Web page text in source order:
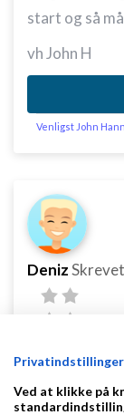
start og så
vh John H
Venligst John
DenizSkrevet
Hej
Privatindstillinger
Ved at klikke på